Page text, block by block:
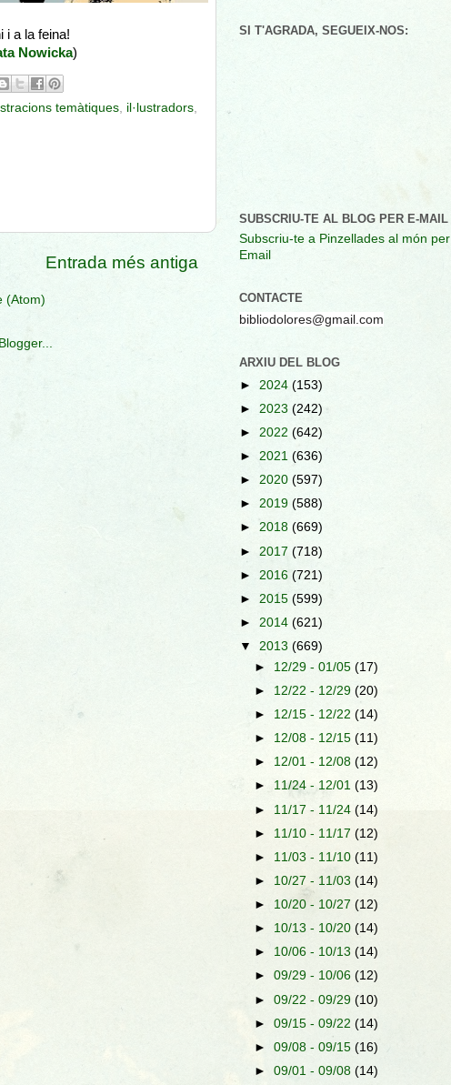
i a la feina!
Nowicka)
temàtiques il·lustradors
Entrada més antiga
(Atom)
SI T'AGRADA, SEGUEIX-NOS:
SUBSCRIU-TE AL BLOG PER E-MAIL
Subscriu-te a Pinzellades al món per
Email
CONTACTE
bibliodolores@gmail.com
ARXIU DEL BLOG
► 2024 (153)
► 2023 (242)
► 2022 (642)
► 2021 (636)
► 2020 (597)
► 2019 (588)
► 2018 (669)
► 2017 (718)
► 2016 (721)
► 2015 (599)
► 2014 (621)
▼ 2013 (669)
► 12/29 - 01/05(17)
► 12/22 - 12/29(20)
► 12/15 - 12/22(14)
► 12/08 - 12/15(11)
► 12/01 - 12/08(12)
► 11/24 - 12/01(13)
► 11/17 - 11/24(14)
► 11/10 - 11/17(12)
► 11/03 - 11/10(11)
► 10/27 - 11/03(14)
► 10/20 - 10/27(12)
► 10/13 - 10/20(14)
► 10/06 - 10/13(14)
►09/29 - 10/06(12)
►09/22 - 09/29(10)
►09/15 - 09/22(14)
►09/08 - 09/15(16)
►09/01 - 09/08(14)